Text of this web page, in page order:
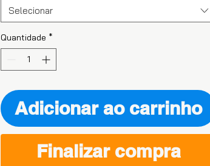
Selecionar
Quantidade *
Adicionar ao carrinho
Finalizar compra